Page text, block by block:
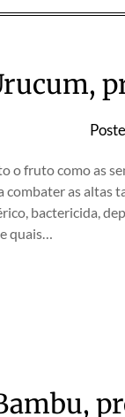
o fruto como as
combater as altas
bactericida,
quais…